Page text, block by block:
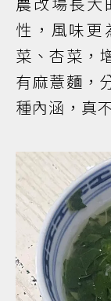
性，風味更
菜、杏菜，
有麻薏麵，
種內涵，真